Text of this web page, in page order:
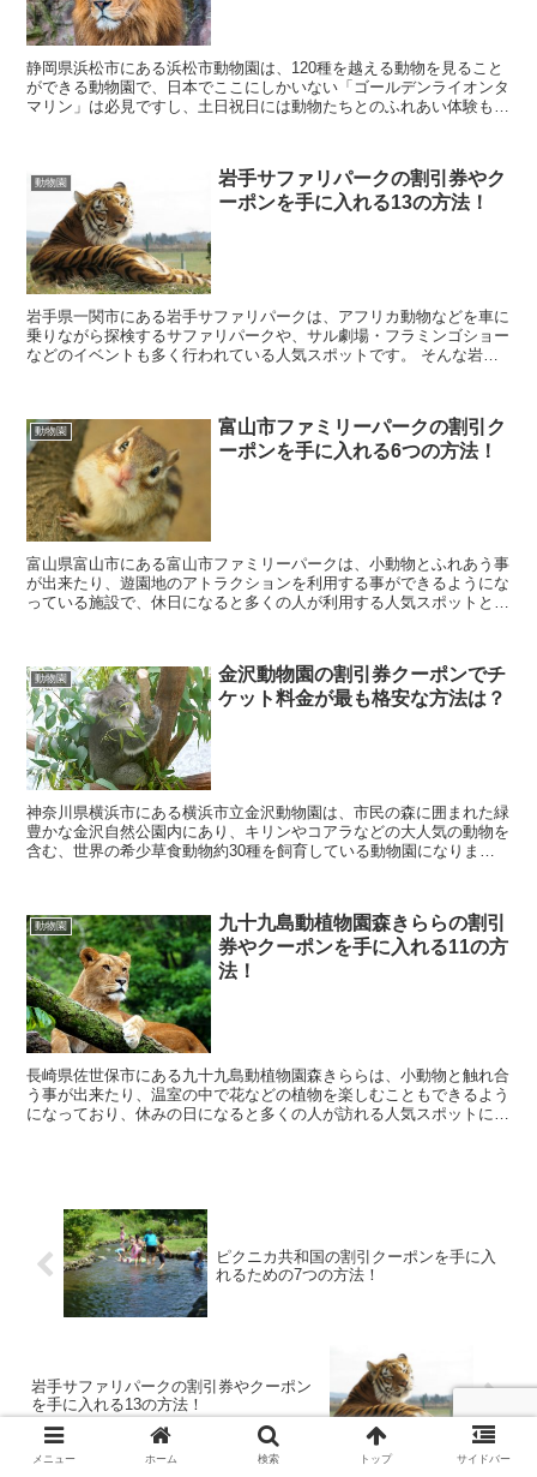
静岡県浜松市にある浜松市動物園は、120種を越える動物を見ること
ができる動物園で、日本でここにしかいない「ゴールデンライオンタ
マリン」は必見ですし、土日祝日には動物たちとのふれあい体験も実
動物園
岩手サファリパークの割引券やク
ーポンを手に入れる13の方法！
岩手県一関市にある岩手サファリパークは、アフリカ動物などを車に
乗りながら探検するサファリパークや、サル劇場・フラミンゴショー
などのイベントも多く行われている人気スポットです。 そんな岩手
動物園
富山市ファミリーパークの割引ク
ーポンを手に入れる6つの方法！
富山県富山市にある富山市ファミリーパークは、小動物とふれあう事
が出来たり、遊園地のアトラクションを利用する事ができるようにな
っている施設で、休日になると多くの人が利用する人気スポットとな
動物園
金沢動物園の割引券クーポンでチ
ケット料金が最も格安な方法は？
神奈川県横浜市にある横浜市立金沢動物園は、市民の森に囲まれた緑
豊かな金沢自然公園内にあり、キリンやコアラなどの大人気の動物を
含む、世界の希少草食動物約30種を飼育している動物園になりま
動物園
九十九島動植物園森きららの割引
券やクーポンを手に入れる11の方
法！
長崎県佐世保市にある九十九島動植物園森きららは、小動物と触れ合
う事が出来たり、温室の中で花などの植物を楽しむこともできるよう
になっており、休みの日になると多くの人が訪れる人気スポットにな
ピクニカ共和国の割引クーポンを手に入
れるための7つの方法！
岩手サファリパークの割引券やクーポン
を手に入れる13の方法！
メニュー ホーム 検索 トップ サイドバー